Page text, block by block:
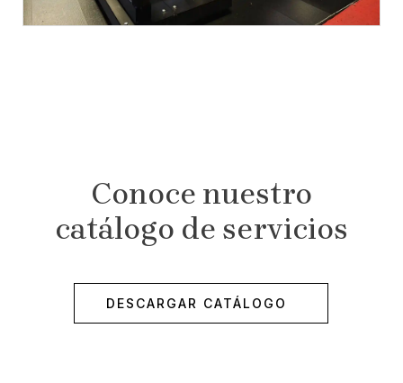
Conoce nuestro
catálogo de servicios
DESCARGAR CATÁLOGO